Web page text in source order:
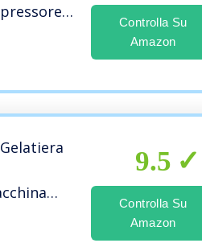
40min,
Controlla Su
Amazon
9.5
Controlla Su
Amazon